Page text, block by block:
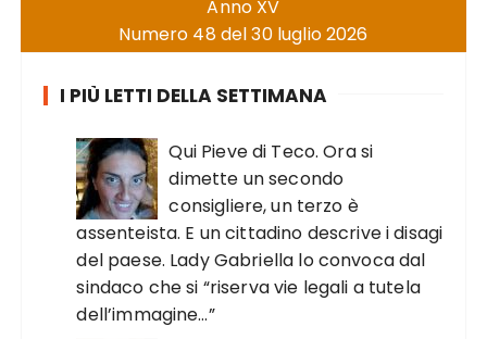
Anno XV
Numero 48 del 30 luglio 2026
I PIÙ LETTI DELLA SETTIMANA
Qui Pieve di Teco. Ora si
dimette un secondo
consigliere, un terzo è
assenteista. E un cittadino descrive i disagi
del paese. Lady Gabriella lo convoca dal
sindaco che si “riserva vie legali a tutela
dell’immagine…”